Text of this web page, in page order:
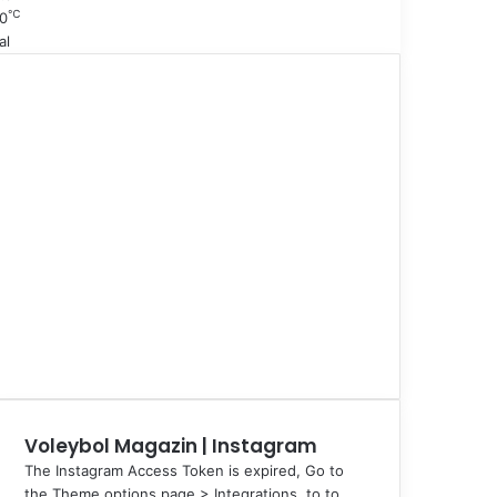
℃
Voleybol Magazin | Instagram
The Instagram Access Token is expired, Go to